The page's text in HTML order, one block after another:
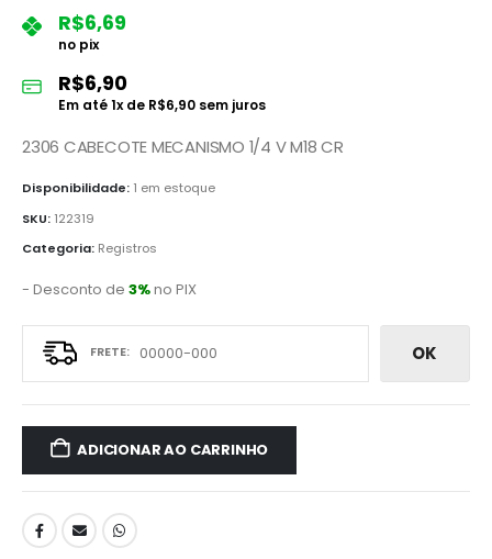
R$6,69
no pix
R$6,90
Em até1x de R$6,90 sem juros
2306 CABECOTE MECANISMO 1/4 V M18 CR
Disponibilidade: 1 em estoque
SKU: 122319
Categoria: Registros
- Desconto de 3%no PIX
OK
ADICIONAR AO CARRINHO